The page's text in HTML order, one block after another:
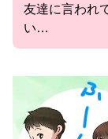
友達に言われ
い…